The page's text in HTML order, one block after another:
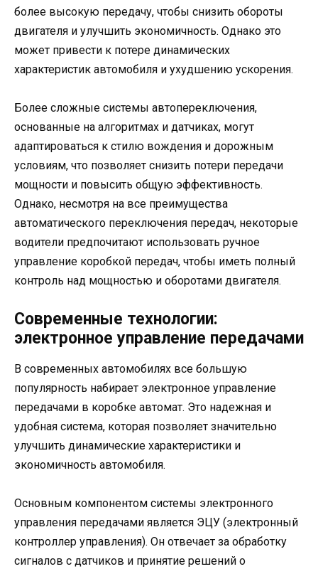
более высокую передачу, чтобы снизить обороты
двигателя и улучшить экономичность. Однако это
может привести к потере динамических
характеристик автомобиля и ухудшению ускорения.
Более сложные системы автопереключения,
основанные на алгоритмах и датчиках, могут
адаптироваться к стилю вождения и дорожным
условиям, что позволяет снизить потери передачи
мощности и повысить общую эффективность.
Однако, несмотря на все преимущества
автоматического переключения передач, некоторые
водители предпочитают использовать ручное
управление коробкой передач, чтобы иметь полный
контроль над мощностью и оборотами двигателя.
Современные технологии:
электронное управление передачами
В современных автомобилях все большую
популярность набирает электронное управление
передачами в коробке автомат. Это надежная и
удобная система, которая позволяет значительно
улучшить динамические характеристики и
экономичность автомобиля.
Основным компонентом системы электронного
управления передачами является ЭЦУ (электронный
контроллер управления). Он отвечает за обработку
сигналов с датчиков и принятие решений о